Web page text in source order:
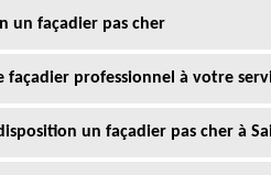
un façadier pas cher
façadier professionnel à votre
un façadier pas cher à